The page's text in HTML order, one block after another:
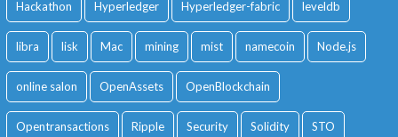
Hackathon Hyperledger Hyperledger-fabric leveldb
libra lisk Mac mining mist namecoin Node.js
online salon OpenAssets OpenBlockchain
Opentransactions Ripple Security Solidity STO